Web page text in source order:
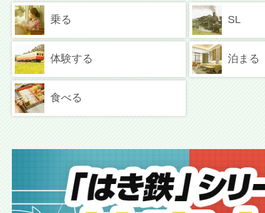
乗る SL
体験する 泊まる
食べる